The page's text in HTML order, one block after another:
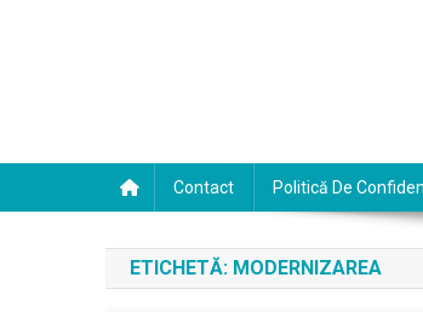
Contact Politică De
ETICHETĂ: MODERNIZAREA